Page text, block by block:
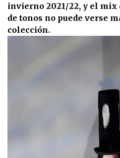
invierno 2021/22, y el mix
de tonos no puede verse
colección.